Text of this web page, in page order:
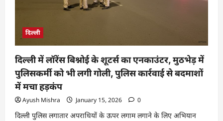
दिल्ली
दिल्ली में लॉरेंस बिश्नोई के शूटर्स का एनकाउंटर, मुठभेड़ में
पुलिसकर्मी को भी लगी गोली, पुलिस कार्रवाई से बदमाशों
में मचा हड़कंप
Ayush Mishra January 15, 2026 0
दिल्ली पुलिस लगातार अपराधियों के ऊपर लगाम लगाने के लिए अभियान